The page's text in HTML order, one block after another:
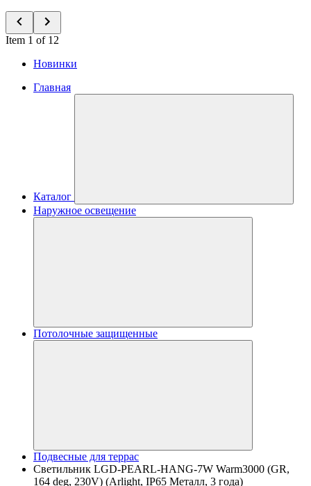
Item 1 of 12
Новинки
Главная
Каталог
Наружное освещение
Потолочные защищенные
Подвесные для террас
Светильник LGD-PEARL-HANG-7W Warm3000 (GR,
164 deg, 230V) (Arlight, IP65 Металл, 3 года)